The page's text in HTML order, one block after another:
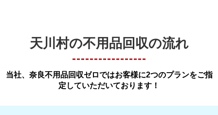
天川村の不用品回収の流れ
当社、奈良不用品回収ゼロではお客様に2つのプランをご指
定していただいております！